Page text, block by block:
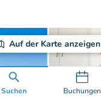
Suchen Buchungen
Auf der Karte anzeigen